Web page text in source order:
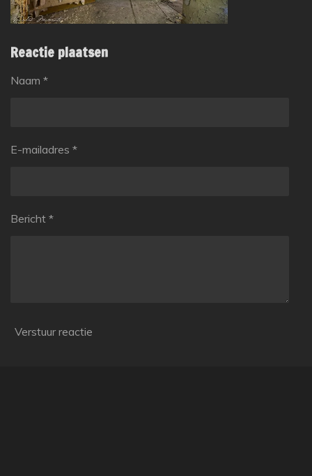
Reactie plaatsen
Naam *
E-mailadres *
Bericht *
Verstuur reactie